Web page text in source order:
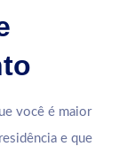
você é maior
e que